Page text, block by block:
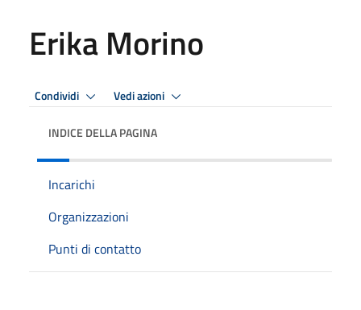
Erika Morino
Condividi Vedi azioni
INDICE DELLA PAGINA
Incarichi
Organizzazioni
Punti di contatto